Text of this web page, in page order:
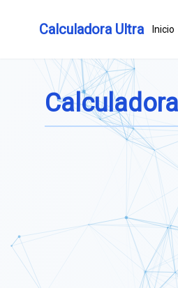
Calculadora Ultra Inicio